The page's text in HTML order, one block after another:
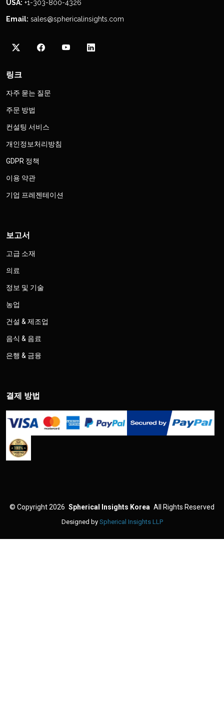
USA: +1-303-800-4326
Email: sales@sphericalinsights.com
링크
자주 묻는 질문
주문 방법
컨설팅 서비스
개인정보처리방침
GDPR 정책
이용 약관
기업 프레젠테이션
보고서
고급 소재
의료
정보 및 기술
농업
건설 & 제조업
음식 & 음료
은행 & 금융
결제 방법
© Copyright 2026 Spherical Insights Korea All Rights Reserved
Designed by Spherical Insights LLP